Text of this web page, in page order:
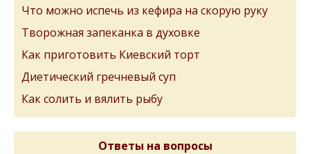
Что можно испечь из кефира на скорую руку
Творожная запеканка в духовке
Как приготовить Киевский торт
Диетический гречневый суп
Как солить и вялить рыбу
Ответы на вопросы